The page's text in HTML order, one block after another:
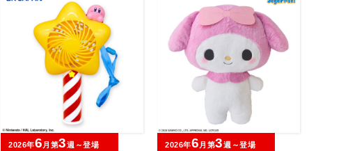
2026年6 月第3週～登場 2026年6 月第3週～登場